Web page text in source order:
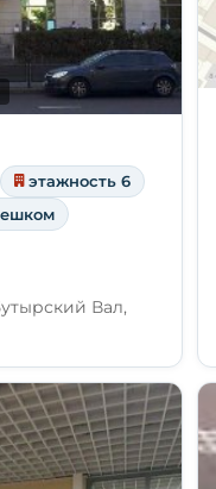
этажность 6
Вал,